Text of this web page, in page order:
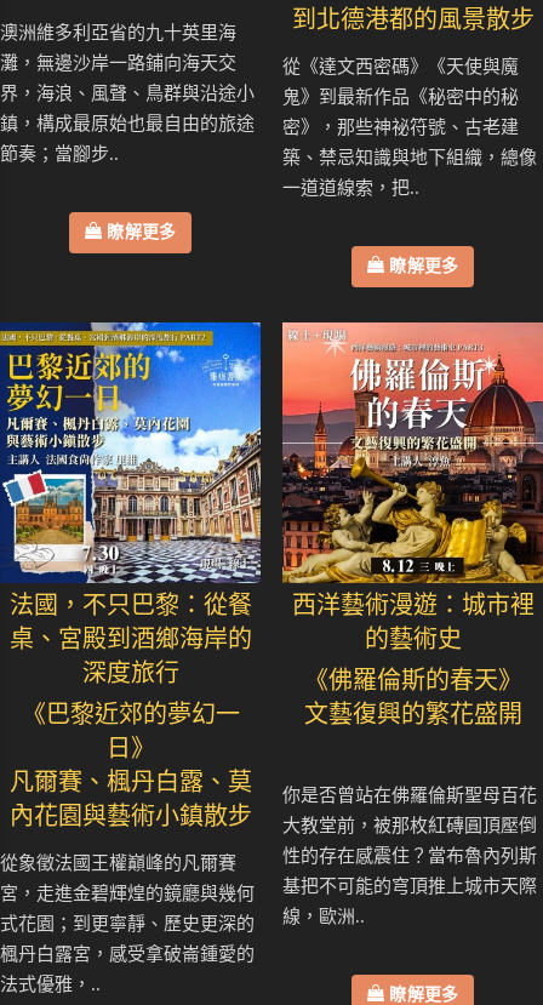
澳洲維多利亞省的九十英里海
灘，無邊沙岸一路鋪向海天交
界，海浪、風聲、鳥群與沿途小
鎮，構成最原始也最自由的旅途
節奏；當腳步..
瞭解更多
到北德港都的風景散步
從《達文西密碼》《天使與魔
鬼》到最新作品《秘密中的秘
密》，那些神祕符號、古老建
築、禁忌知識與地下組織，總像
一道道線索，把..
瞭解更多
法國，不只巴黎：從餐
桌、宮殿到酒鄉海岸的
深度旅行
《巴黎近郊的夢幻一
日》
凡爾賽、楓丹白露、莫
內花園與藝術小鎮散步
從象徵法國王權巔峰的凡爾賽
宮，走進金碧輝煌的鏡廳與幾何
式花園；到更寧靜、歷史更深的
楓丹白露宮，感受拿破崙鍾愛的
法式優雅，..
西洋藝術漫遊：城市裡
的藝術史
《佛羅倫斯的春天》
文藝復興的繁花盛開
你是否曾站在佛羅倫斯聖母百花
大教堂前，被那枚紅磚圓頂壓倒
性的存在感震住？當布魯內列斯
基把不可能的穹頂推上城市天際
線，歐洲..
瞭解更多